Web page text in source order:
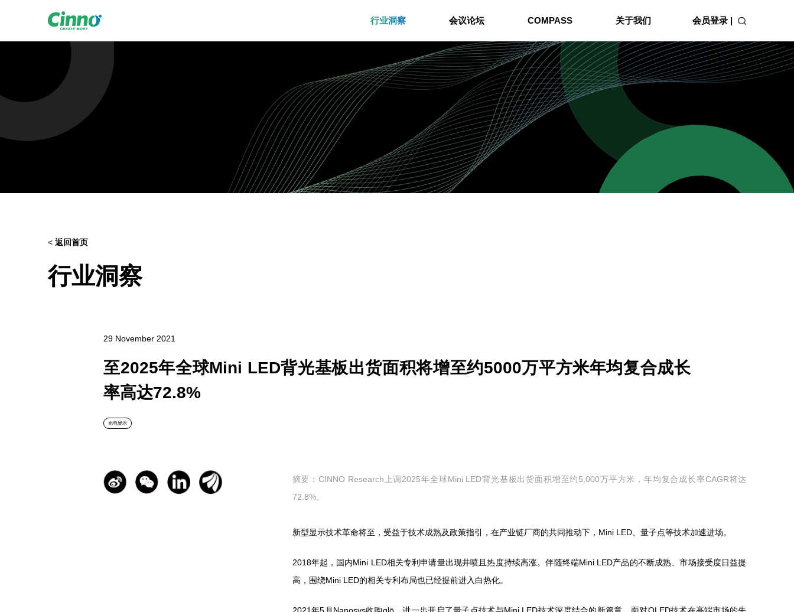
行业洞察 会议论坛 COMPASS 关于我们 会员登录 |
< 返回首页
行业洞察
29 November 2021
至2025年全球Mini LED背光基板出货面积将增至约5000万平方米年均复合成长
率高达72.8%
光电显示
摘要：CINNO Research上调2025年全球Mini LED背光基板出货面积增至约5,000万平方米，年均复合成长率CAGR将达
72.8%。
新型显示技术革命将至，受益于技术成熟及政策指引，在产业链厂商的共同推动下，Mini LED、量子点等技术加速进场。
2018年起，国内Mini LED相关专利申请量出现井喷且热度持续高涨。伴随终端Mini LED产品的不断成熟、市场接受度日益提
高，围绕Mini LED的相关专利布局也已经提前进入白热化。